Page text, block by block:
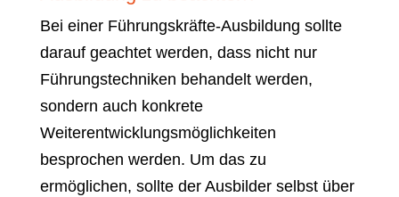
Bei einer Führungskräfte-Ausbildung sollte
darauf geachtet werden, dass nicht nur
Führungstechniken behandelt werden,
sondern auch konkrete
Weiterentwicklungsmöglichkeiten
besprochen werden. Um das zu
ermöglichen, sollte der Ausbilder selbst über